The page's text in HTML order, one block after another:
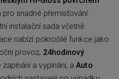
snadné přemisťování.
instalační sada včetně
nabízí pokročilé funkce jako
provoz, 24hodinový
a vypínání, aAuto